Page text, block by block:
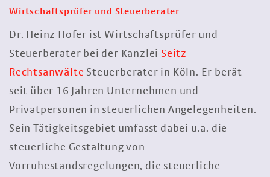
Wirtschaftsprüfer und Steuerberater
Dr. Heinz Hofer ist Wirtschaftsprüfer und
Steuerberater bei der Kanzlei Seitz
Rechtsanwälte Steuerberater in Köln. Er berät
seit über 16 Jahren Unternehmen und
Privatpersonen in steuerlichen Angelegenheiten.
Sein Tätigkeitsgebiet umfasst dabei u.a. die
steuerliche Gestaltung von
Vorruhestandsregelungen, die steuerliche